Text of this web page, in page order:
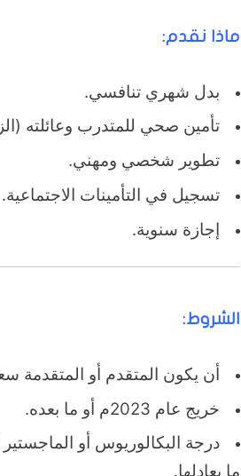
ماذا نقدم:
بدل شهري تنافسي.
تأمين صحي للمتدرب وعائلته
تطوير شخصي ومهني.
تسجيل في التأمينات الاجتماعية.
إجازة سنوية.
الشروط:
أن يكون المتقدم أو المتقدمة
خريج عام 2023م أو ما بعده.
درجة البكالوريوس أو
ما يعادلها.